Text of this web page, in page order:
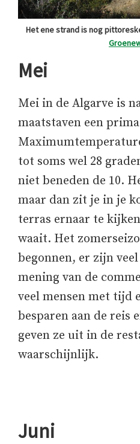
Het ene strand is nog
Mei
Mei in de Algarve is
maatstaven een
tot soms wel 28
niet beneden de 10.
maar dan zit je in je
terras ernaar te
waait. Het
begonnen, er zijn
mening van de
veel mensen met tijd
besparen aan de reis
geven ze uit in de
waarschijnlijk.
Juni